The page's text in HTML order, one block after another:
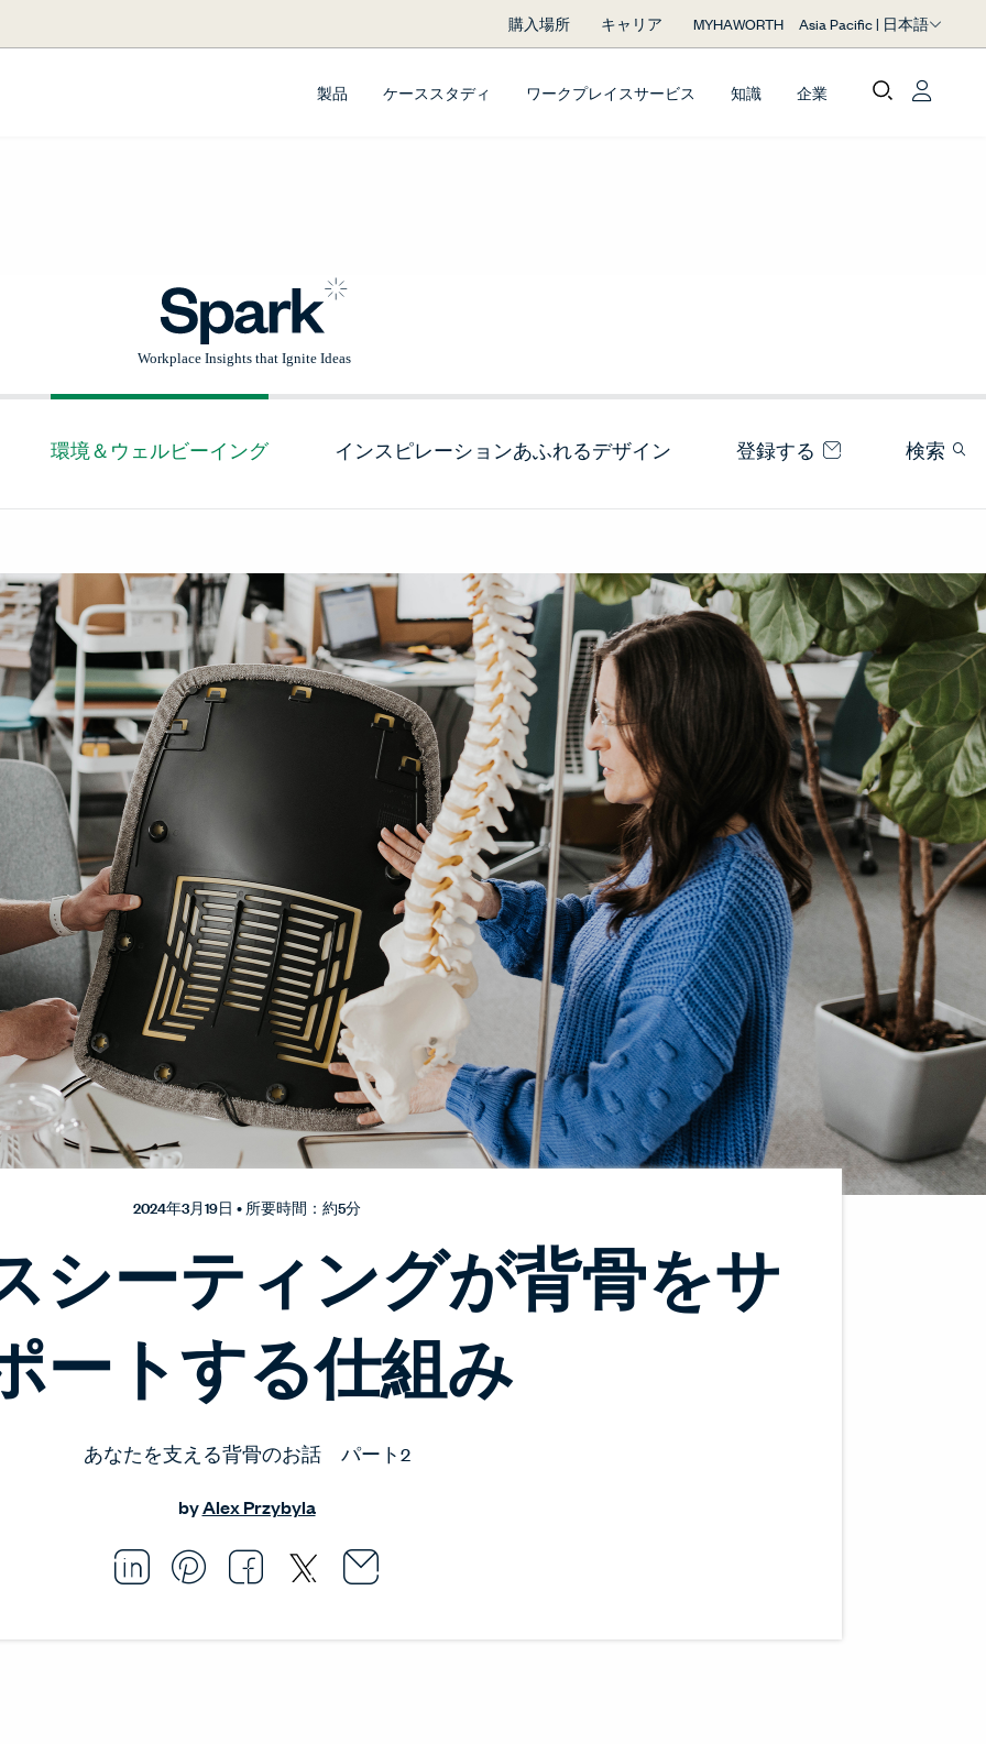
購入場所 キャリア MYHAWORTH Asia Pacific | 日本語
製品 ケーススタディ ワークプレイスサービス 知識 企業
環境＆ウェルビーイング インスピレーションあふれるデザイン 登録する 検索
2024年3月19日 • 所要時間：約5分
シーティングが背骨をサ
ートする仕組み
あなたを支える背骨のお話 パート2
byAlex Przybyla
Share this article on LinkedIn.
Opens in a new window.
Pin this article on Pinterest.
Opens in a new window.
Share this article on Facebook.
Opens in a new window.
Share this article on Twitter.
Opens in a new window.
Email this article to a friend or colleague.
Opens in a new window.